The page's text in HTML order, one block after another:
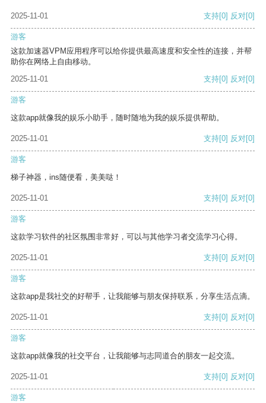
2025-11-01 支持[0] 反对[0]
游客
这款加速器VPM应用程序可以给你提供最高速度和安全性的连接，并帮
助你在网络上自由移动。
2025-11-01
支持[0] 反对[0]
游客
这款app就像我的娱乐小助手，随时随地为我的娱乐提供帮助。
2025-11-01 支持[0] 反对[0]
游客
梯子神器，ins随便看，美美哒！
2025-11-01 支持[0] 反对[0]
游客
这款学习软件的社区氛围非常好，可以与其他学习者交流学习心得。
2025-11-01 支持[0] 反对[0]
游客
这款app是我社交的好帮手，让我能够与朋友保持联系，分享生活点滴。
2025-11-01 支持[0] 反对[0]
游客
这款app就像我的社交平台，让我能够与志同道合的朋友一起交流。
2025-11-01 支持[0] 反对[0]
游客